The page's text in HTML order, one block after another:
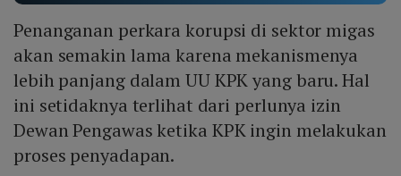
Penanganan perkara korupsi di sektor migas
akan semakin lama karena mekanismenya
lebih panjang dalam UU KPK yang baru. Hal
ini setidaknya terlihat dari perlunya izin
Dewan Pengawas ketika KPK ingin melakukan
proses penyadapan.